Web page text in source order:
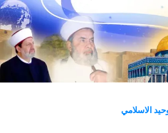
الاسلامي